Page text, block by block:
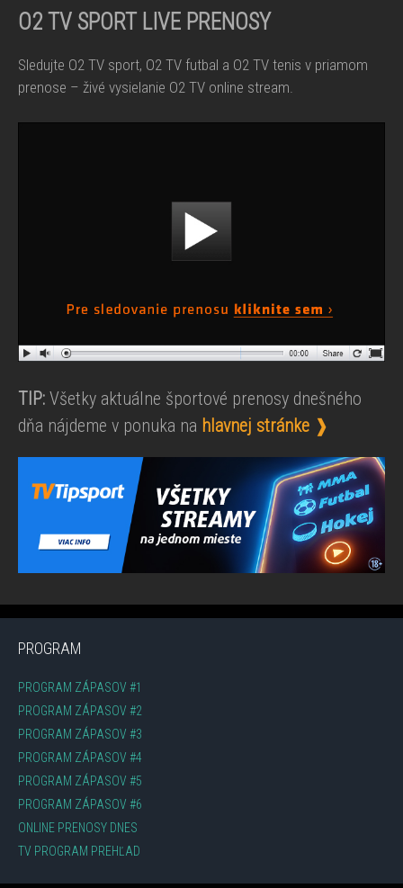
O2 TV SPORT LIVE PRENOSY
Sledujte O2 TV sport, O2 TV futbal a O2 TV tenis v priamom
prenose – živé vysielanie O2 TV online stream.
TIP: Všetky aktuálne športové prenosy dnešného
dňa nájdeme v ponuka na hlavnej stránke ❱
PROGRAM
PROGRAM ZÁPASOV #1
PROGRAM ZÁPASOV #2
PROGRAM ZÁPASOV #3
PROGRAM ZÁPASOV #4
PROGRAM ZÁPASOV #5
PROGRAM ZÁPASOV #6
ONLINE PRENOSY DNES
TV PROGRAM PREHĽAD